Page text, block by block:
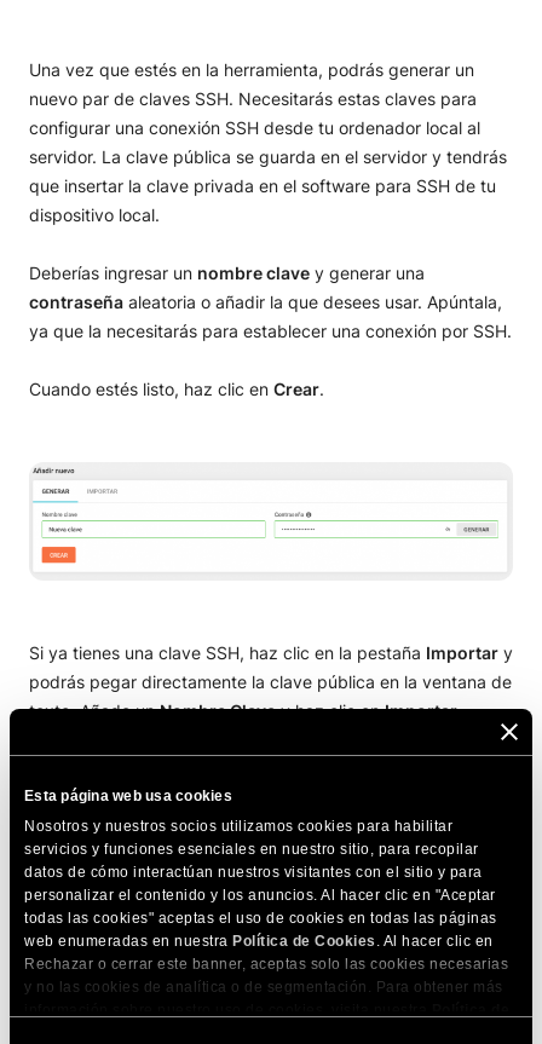
Esta página web usa cookies
Nosotros y nuestros socios utilizamos cookies para habilitar
servicios y funciones esenciales en nuestro sitio, para recopilar
datos de cómo interactúan nuestros visitantes con el sitio y para
personalizar el contenido y los anuncios. Al hacer clic en "Aceptar
todas las cookies" aceptas el uso de cookies en todas las páginas
web enumeradas en nuestra Política de Cookies . Al hacer clic en
Rechazar o cerrar este banner, aceptas solo las cookies necesarias
y no las cookies de analítica o de segmentación. Para obtener más
Cómo eliminar archivos y carpetas desde SSH
Cómo extraer y crear archivos comprimidos desde
SSH
Cómo buscar archivos y carpetas desde SSH
Variables avanzadas de entorno Bash
Una vez que estés en la herramienta, podrás generar un
nuevo par de claves SSH. Necesitarás estas claves para
configurar una conexión SSH desde tu ordenador local al
servidor. La clave pública se guarda en el servidor y tendrás
que insertar la clave privada en el software para SSH de tu
dispositivo local.
Deberías ingresar un nombre clave y generar una
contraseña aleatoria o añadir la que desees usar. Apúntala,
ya que la necesitarás para establecer una conexión por SSH.
Cuando estés listo, haz clic en Crear.
Si ya tienes una clave SSH, haz clic en la pestaña Importar y
podrás pegar directamente la clave pública en la ventana de
texto. Añade unNombre Clavey haz clic enImportar.
En la sección deGestionar claves SSH , podrás ver los
detalles de cada conexión SSH permitida. Podrás revisar el
Nombre Clave y las IPs permitidas. Desde el icono de tres
puntos a la derecha de la clave SSH correspondiente,
podrás revisar los Credenciales SSH, administrar el acceso
IP, ver la clave privada, cambiar el nombre clave o borrar la